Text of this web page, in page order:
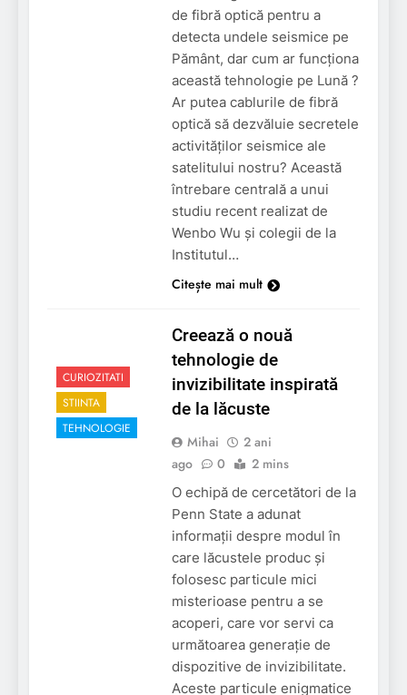
de fibră optică pentru a
detecta undele seismice pe
Pământ, dar cum ar funcționa
această tehnologie pe Lună ?
Ar putea cablurile de fibră
optică să dezvăluie secretele
activităților seismice ale
satelitului nostru? Această
întrebare centrală a unui
studiu recent realizat de
Wenbo Wu și colegii de la
Institutul…
Citește mai mult
CURIOZITATI
STIINTA
TEHNOLOGIE
Creează o nouă
tehnologie de
invizibilitate inspirată
de la lăcuste
Mihai
2 ani
ago
0 2 mins
O echipă de cercetători de la
Penn State a adunat
informații despre modul în
care lăcustele produc și
folosesc particule mici
misterioase pentru a se
acoperi, care vor servi ca
următoarea generație de
dispozitive de invizibilitate.
Aceste particule enigmatice